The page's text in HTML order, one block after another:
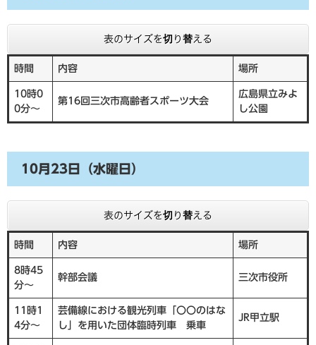
表のサイズを切り替える
時間 内容 場所
10時0
0分～
第16回三次市高齢者スポーツ大会
広島県立みよ
し公園
10月23日（水曜日）
表のサイズを切り替える
時間 内容 場所
8時45
分～
幹部会議 三次市役所
11時1
4分～
芸備線における観光列車「〇〇のはな
し」を用いた団体臨時列車 乗車
JR甲立駅